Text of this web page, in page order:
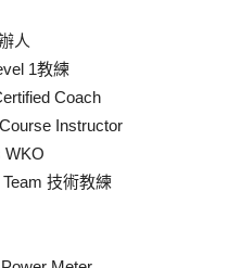
人
1教練
Coach
Instructor
WKO
技術教練